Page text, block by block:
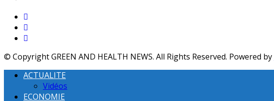
© Copyright GREEN AND HEALTH NEWS. All Rights Reserved. Powered by
ACTUALITE
Vidéos
ECONOMIE